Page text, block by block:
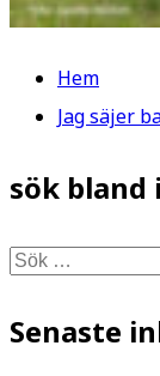
Hem
Jag säjer
sök bland
Sök
Senaste